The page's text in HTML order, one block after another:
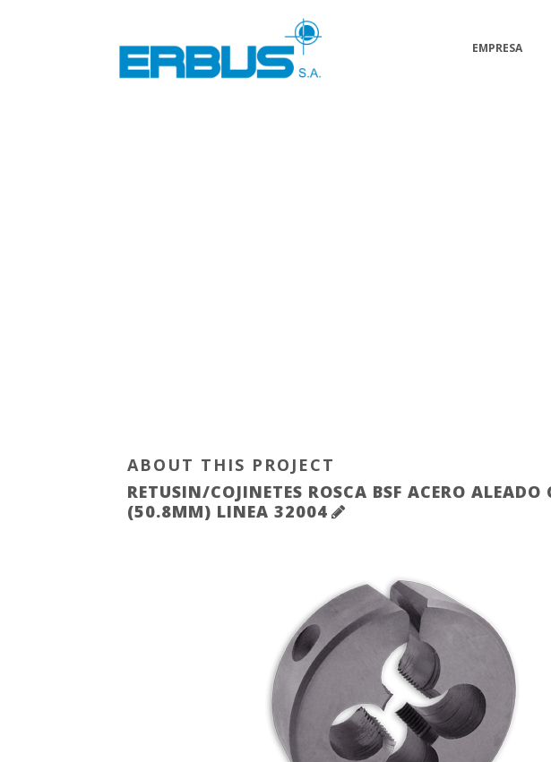
EMPRESA
ABOUT THIS PROJECT
RETUSIN/COJINETES ROSCA BSF ACERO ALEADO
(50.8MM) LINEA 32004